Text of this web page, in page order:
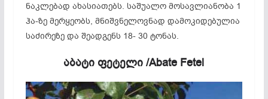
ნაკლებად ახასიათებს. საშუალო მოსავლიანობა 1
ჰა-ზე მერყეობს, მნიშვნელოვნად დამოკიდებულია
საძირეზე და შეადგენს 18- 30 ტონას.
აბატი ფეტელი /Abate Fetel